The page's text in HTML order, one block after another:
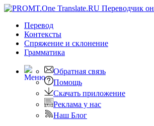
Перевод
Контексты
Спряжение и склонение
Грамматика
Обратная связь
Помощь
Скачать приложение
Реклама у нас
Наш Блог